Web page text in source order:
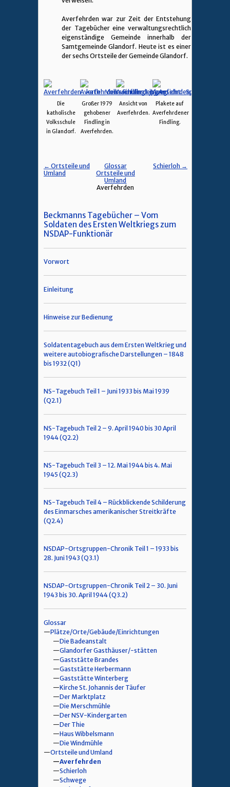
Averfehrden war zur Zeit der Entstehung
der Tagebücher eine verwaltungsrechtlich
eigenständige Gemeinde innerhalb der
Samtgemeinde Glandorf. Heute ist es einer
der sechs Ortsteile der Gemeinde Glandorf.
Die
katholische
Volksschule
in Glandorf.
Großer 1979
gehobener
Findling in
Averfehrden.
Ansicht von
Averfehrden.
Plakete auf
Averfehrdener
Findling.
← Ortsteile und
Umland
Schierloh →
Glossar
Ortsteile und
Umland
Averfehrden
Beckmanns Tagebücher – Vom
Soldaten des Ersten Weltkriegs zum
NSDAP-Funktionär
Vorwort
Einleitung
Hinweise zur Bedienung
Soldatentagebuch aus dem Ersten Weltkrieg und
weitere autobiografische Darstellungen – 1848
bis 1932 (Q1)
NS-Tagebuch Teil 1 – Juni 1933 bis Mai 1939
(Q2.1)
NS-Tagebuch Teil 2 – 9. April 1940 bis 30 April
1944 (Q2.2)
NS-Tagebuch Teil 3 – 12. Mai 1944 bis 4. Mai
1945 (Q2.3)
NS-Tagebuch Teil 4 – Rückblickende Schilderung
des Einmarsches amerikanischer Streitkräfte
(Q2.4)
NSDAP-Ortsgruppen-Chronik Teil 1 – 1933 bis
28. Juni 1943 (Q3.1)
NSDAP-Ortsgruppen-Chronik Teil 2 – 30. Juni
1943 bis 30. April 1944 (Q3.2)
Glossar
Plätze/Orte/Gebäude/Einrichtungen
Die Badeanstalt
Glandorfer Gasthäuser/-stätten
Gaststätte Brandes
Gaststätte Herbermann
Gaststätte Winterberg
Kirche St. Johannis der Täufer
Der Marktplatz
Die Merschmühle
Der NSV-Kindergarten
Der Thie
Haus Wibbelsmann
Die Windmühle
Ortsteile und Umland
Averfehrden
Schierloh
Schwege